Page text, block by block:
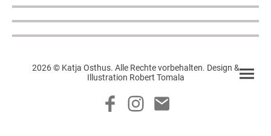
2026 © Katja Osthus. Alle Rechte vorbehalten. Design &
Illustration Robert Tomala